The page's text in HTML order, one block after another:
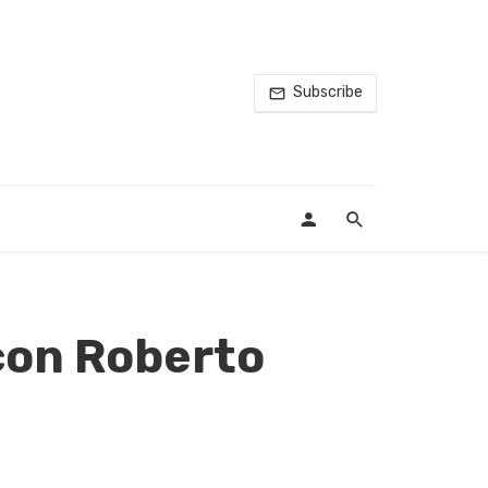
Subscribe
Roberto